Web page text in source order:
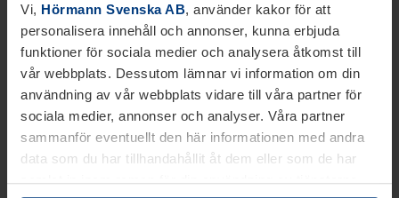
Vi, Hörmann Svenska AB, använder kakor för att
personalisera innehåll och annonser, kunna erbjuda
funktioner för sociala medier och analysera åtkomst till
vår webbplats. Dessutom lämnar vi information om din
användning av vår webbplats vidare till våra partner för
sociala medier, annonser och analyser. Våra partner
sammanför eventuellt den här informationen med andra
data som du har tillhandahållit åt dem eller som de har
samlat in inom ramen för din användning av tjänsterna.